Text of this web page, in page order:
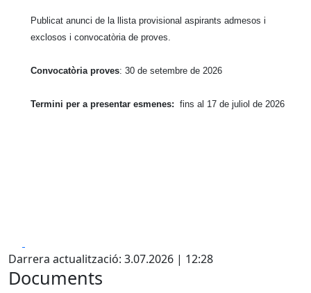
Publicat anunci de la llista provisional aspirants admesos i
exclosos i convocatòria de proves.
Convocatòria proves: 30 de setembre de 2026
Termini per a presentar esmenes: fins al 17 de juliol de 2026
Darrera actualització: 3.07.2026 | 12:28
Documents